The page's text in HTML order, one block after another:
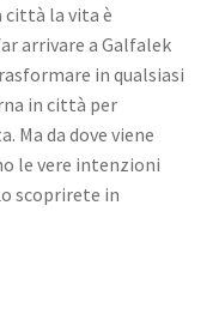
città la vita è
arrivare a Galfalek
in qualsiasi
in città per
Ma da dove viene
le vere intenzioni
scoprirete in